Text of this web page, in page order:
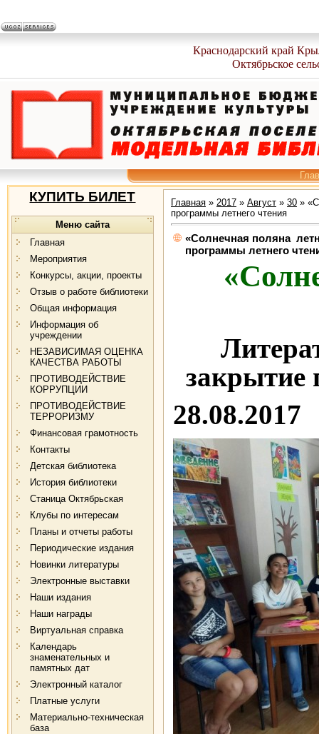
Краснодарский край
Октябрьское
КУПИТЬ БИЛЕТ
Меню сайта
Главная
Мероприятия
Конкурсы, акции, проекты
Отзыв о работе библиотеки
Общая информация
Информация об
учреждении
НЕЗАВИСИМАЯ ОЦЕНКА
КАЧЕСТВА РАБОТЫ
ПРОТИВОДЕЙСТВИЕ
КОРРУПЦИИ
ПРОТИВОДЕЙСТВИЕ
ТЕРРОРИЗМУ
Финансовая грамотность
Контакты
Детская библиотека
История библиотеки
Станица Октябрьская
Клубы по интересам
Планы и отчеты работы
Периодические издания
Новинки литературы
Электронные выставки
Наши издания
Наши награды
Виртуальная справка
Календарь
знаменательных и
памятных дат
Электронный каталог
Платные услуги
Материально-техническая
база
Главная » 2017 » Август » 30 »
программы летнего чтения
«Солнечная поляна
программы летнего
закрытие
28.08.2017